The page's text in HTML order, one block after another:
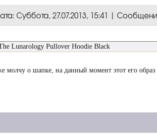
Суббота, 27.07.2013, 15:41 |
Lunarology Pullover Hoodie Black
молчу о шапке, на данный момент этот его